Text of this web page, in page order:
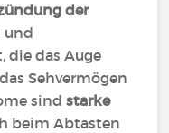
der
und
die das Auge
Sehvermögen
sindstarke
beim Abtasten